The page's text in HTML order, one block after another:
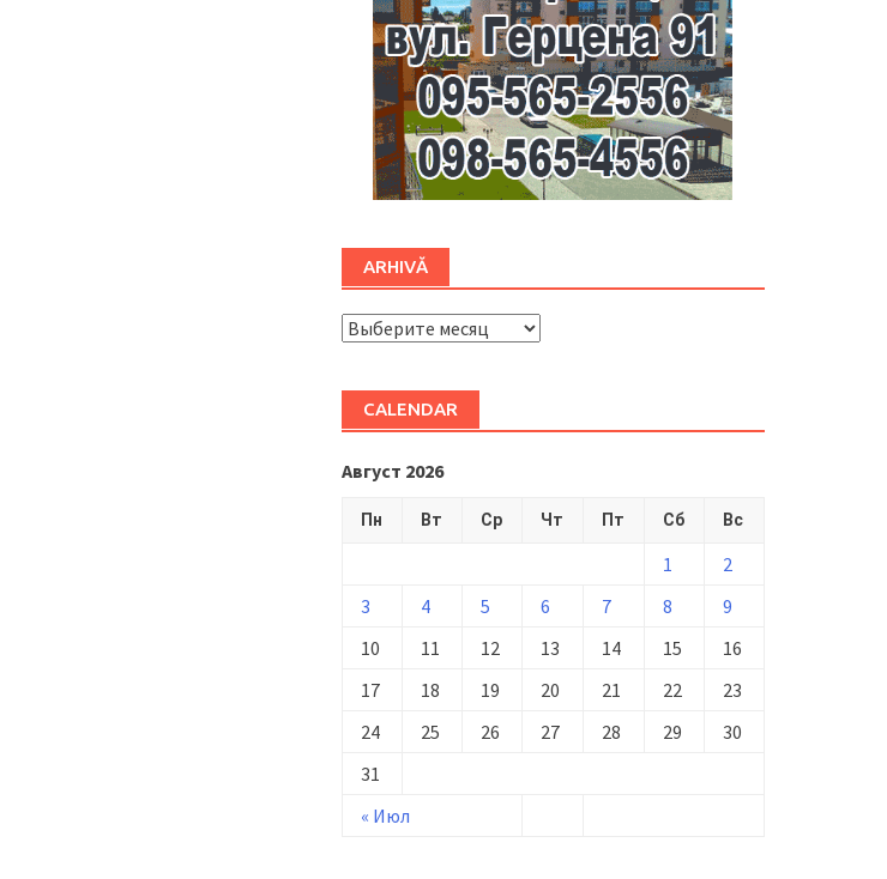
ARHIVĂ
ARHIVĂ
CALENDAR
Август 2026
Пн Вт Ср Чт Пт Сб Вс
« Июл
1
2
3
4 5 6 7 8
9
10
11 12 13 14 15
16
17
18 19 20 21 22
23
24
25 26 27 28 29
30
31